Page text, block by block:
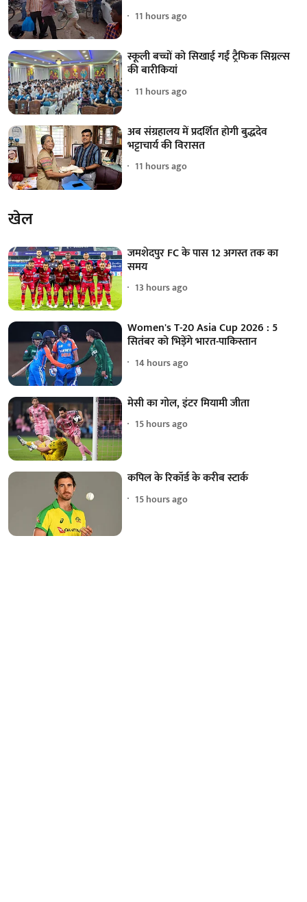
11 hours ago
स्कूली बच्चों को सिखाई गईं ट्रैफिक सिग्नल्स
की बारीकियां
11 hours ago
अब संग्रहालय में प्रदर्शित होगी बुद्धदेव
भट्टाचार्य की विरासत
11 hours ago
खेल
जमशेदपुर FC के पास 12 अगस्त तक का
समय
13 hours ago
Women's T-20 Asia Cup 2026 : 5
सितंबर को भिड़ेंगे भारत-पाकिस्तान
14 hours ago
मेसी का गोल, इंटर मियामी जीता
15 hours ago
कपिल के रिकॉर्ड के करीब स्टार्क
15 hours ago